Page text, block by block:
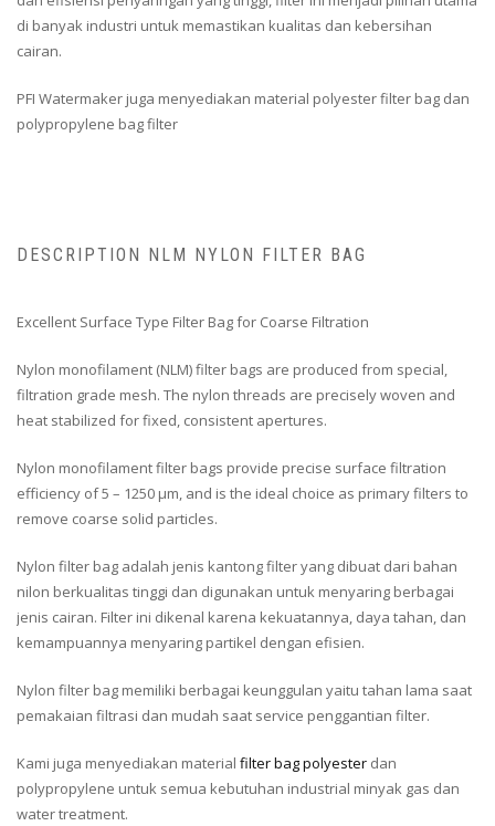
di banyak industri untuk memastikan kualitas dan kebersihan
cairan.
PFI Watermaker juga menyediakan material polyester filter bag dan
polypropylene bag filter
DESCRIPTION NLM NYLON FILTER BAG
Excellent Surface Type Filter Bag for Coarse Filtration
Nylon monofilament (NLM) filter bags are produced from special,
filtration grade mesh. The nylon threads are precisely woven and
heat stabilized for fixed, consistent apertures.
Nylon monofilament filter bags provide precise surface filtration
efficiency of 5 – 1250 µm, and is the ideal choice as primary filters to
remove coarse solid particles.
Nylon filter bag adalah jenis kantong filter yang dibuat dari bahan
nilon berkualitas tinggi dan digunakan untuk menyaring berbagai
jenis cairan. Filter ini dikenal karena kekuatannya, daya tahan, dan
kemampuannya menyaring partikel dengan efisien.
Nylon filter bag memiliki berbagai keunggulan yaitu tahan lama saat
pemakaian filtrasi dan mudah saat service penggantian filter.
Kami juga menyediakan material filter bag polyester dan
polypropylene untuk semua kebutuhan industrial minyak gas dan
water treatment.